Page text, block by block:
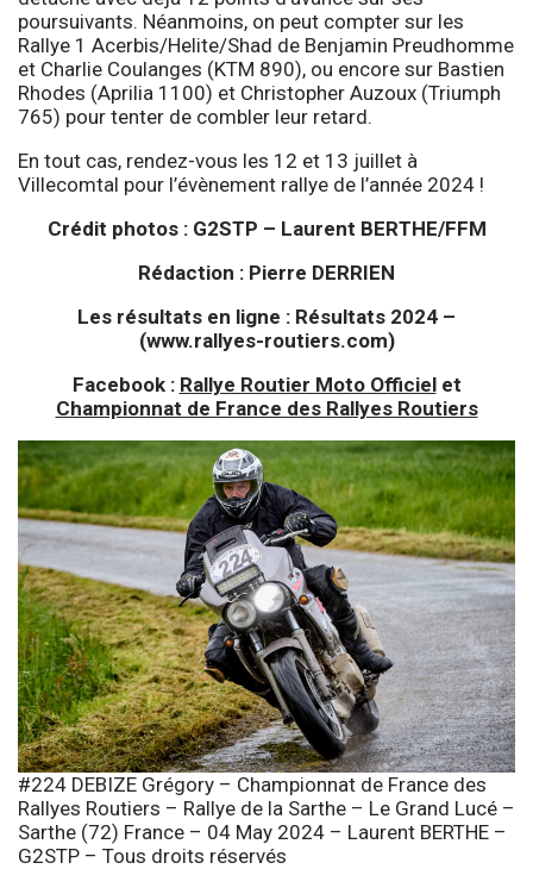
poursuivants. Néanmoins, on peut compter sur les
Rallye 1 Acerbis/Helite/Shad de Benjamin Preudhomme
et Charlie Coulanges (KTM 890), ou encore sur Bastien
Rhodes (Aprilia 1100) et Christopher Auzoux (Triumph
765) pour tenter de combler leur retard.
En tout cas, rendez-vous les 12 et 13 juillet à
Villecomtal pour l’évènement rallye de l’année 2024 !
Crédit photos : G2STP – Laurent BERTHE/FFM
Rédaction : Pierre DERRIEN
Les résultats en ligne : Résultats 2024 –
(www.rallyes-routiers.com)
Facebook : Rallye Routier Moto Officielet
Championnat de France des Rallyes Routiers
#224 DEBIZE Grégory – Championnat de France des
Rallyes Routiers – Rallye de la Sarthe – Le Grand Lucé –
Sarthe (72) France – 04 May 2024 – Laurent BERTHE –
G2STP – Tous droits réservés